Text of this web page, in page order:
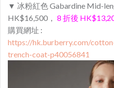
▼ 冰粉紅色 Gabardine Mid-
HK$16,500， 8 折後
購買網址 :
https://hk.burberry.com/
trench-coat-p40056841